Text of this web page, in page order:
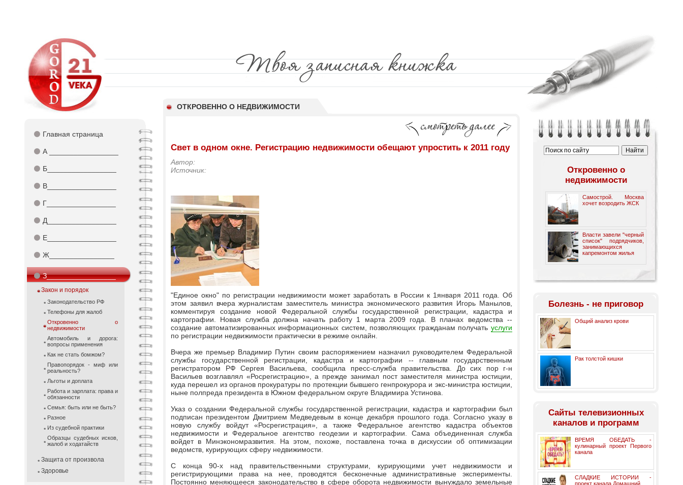
ОТКРОВЕННО О НЕДВИЖИМОСТИ
⚫ Главная страница
⚫ А _________________
⚫ Б_________________
⚫ В_________________
⚫ Г_________________
⚫ Д_________________
⚫ Е_________________
⚫ Ж________________
⚫З_________________
Закон и порядок
Законодательство РФ
Телефоны для жалоб
Откровенно о
недвижимости
Автомобиль и дорога:
вопросы применения
Как не стать бомжом?
Правопорядок - миф или
реальность?
Льготы и доплата
Работа и зарплата: права и
обязанности
Семья: быть или не быть?
Разное
Из судебной практики
Образцы судебных исков,
жалоб и ходатайств
Защита от произвола
Здоровье
Свет в одном окне. Регистрацию недвижимости обещают упростить к 2011 году
Автор:
Источник:
"Единое окно" по регистрации недвижимости может заработать в России к 1января 2011 года. Об
этом заявил вчера журналистам заместитель министра экономического развития Игорь Манылов,
комментируя создание новой Федеральной службы государственной регистрации, кадастра и
картографии. Новая служба должна начать работу 1 марта 2009 года. В планах ведомства --
создание автоматизированных информационных систем, позволяющих гражданам получать услуги
по регистрации недвижимости практически в режиме онлайн.
Вчера же премьер Владимир Путин своим распоряжением назначил руководителем Федеральной
службы государственной регистрации, кадастра и картографии -- главным государственным
регистратором РФ Сергея Васильева, сообщила пресс-служба правительства. До сих пор г-н
Васильев возглавлял «Росрегистрацию», а прежде занимал пост заместителя министра юстиции,
куда перешел из органов прокуратуры по протекции бывшего генпрокурора и экс-министра юстиции,
ныне полпреда президента в Южном федеральном округе Владимира Устинова.
Указ о создании Федеральной службы государственной регистрации, кадастра и картографии был
подписан президентом Дмитрием Медведевым в конце декабря прошлого года. Согласно указу в
новую службу войдут «Росрегистрация», а также Федеральное агентство кадастра объектов
недвижимости и Федеральное агентство геодезии и картографии. Сама объединенная служба
войдет в Минэкономразвития. На этом, похоже, поставлена точка в дискуссии об оптимизации
ведомств, курирующих сферу недвижимости.
С конца 90-х над правительственными структурами, курирующими учет недвижимости и
регистрирующими права на нее, проводятся бесконечные административные эксперименты.
Постоянно меняющееся законодательство в сфере оборота недвижимости вынуждало земельные
Откровенно о
недвижимости
Самострой. Москва
хочет возродить ЖСК
Власти завели "черный
список" подрядчиков,
занимающихся
капремонтом жилья
Болезнь - не приговор
Общий анализ крови
Рак толстой кишки
Cайты телевизионных
каналов и программ
ВРЕМЯ ОБЕДАТЬ -
кулинарный проект Первого
канала
СЛАДКИЕ ИСТОРИИ -
проект канала Домашний